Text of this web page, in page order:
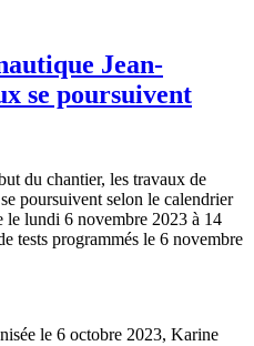
Jean-
se poursuivent
du chantier, les travaux de
poursuivent selon le calendrier
lundi 6 novembre 2023 à 14
tests programmés le 6 novembre
le 6 octobre 2023, Karine